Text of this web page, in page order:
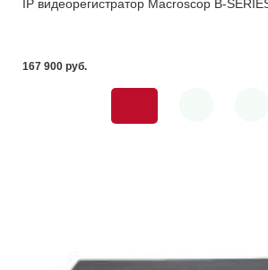
IP видеорегистратор Macroscop B-
167 900 pуб.